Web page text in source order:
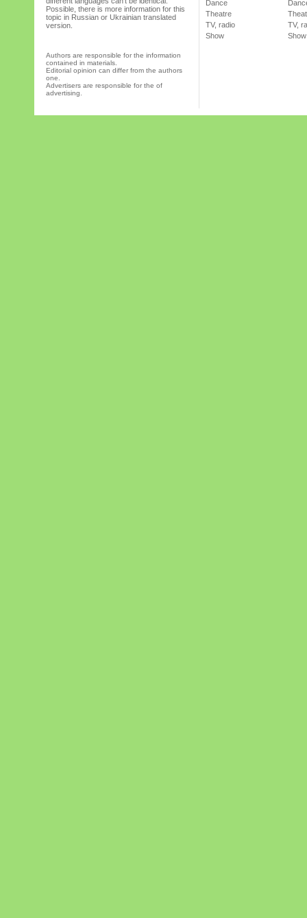
Possible, there is more information for this
topic in Russian or Ukrainian translated
version.
Authors are responsible for the information
contained in materials.
Editorial opinion can differ from the authors
one.
Advertisers are responsible for the of
advertising.
Dance
Theatre
TV, radio
Show
TV,
Show